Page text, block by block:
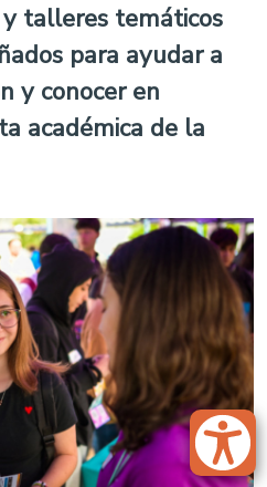
talleres temáticos
para ayudar a
y conocer en
académica de la